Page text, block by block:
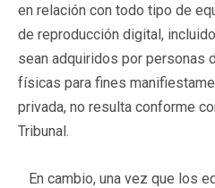
en relación con todo tipo de
de reproducción digital,
sean adquiridos por personas
físicas para fines
privada, no resulta conforme
Tribunal.
En cambio, una vez que los